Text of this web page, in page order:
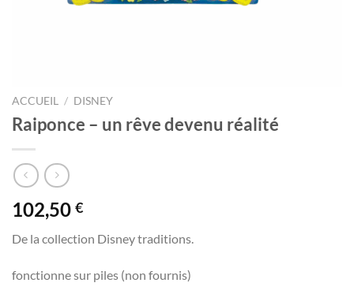
ACCUEIL / DISNEY
Raiponce – un rêve devenu réalité
102,50 €
De la collection Disney traditions.
fonctionne sur piles (non fournis)